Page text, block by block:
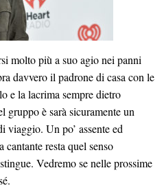
molto più a suo agio nei panni
davvero il padrone di casa con le
e la lacrima sempre dietro
gruppo è sarà sicuramente un
viaggio. Un po’ assente ed
cantante resta quel senso
Vedremo se nelle prossime